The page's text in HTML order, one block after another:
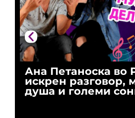
Ана Петаноска во
искрен разговор,
душа и големи